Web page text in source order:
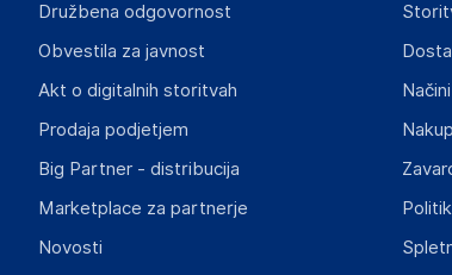
Mary Kingsleystraat 1, 5928 SK Venlo
The Netherlands
Slike o varnosti izdelka
Slike o varnosti izdelka vsebujejo opozorila na
Družbena odgovornost
Obvestila za javnost
Akt o digitalnih storitvah
Prodaja podjetjem
Big Partner - distribucija
Marketplace za partnerje
Novosti